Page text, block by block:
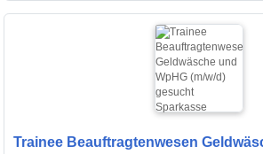
Trainee Beauftragtenwesen